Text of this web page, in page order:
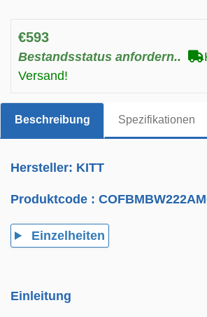
€593
Bestandsstatus anfordern..
Versand!
Beschreibung Spezifikationen
Hersteller: KITT
Produktcode :
Einzelheiten
Einleitung